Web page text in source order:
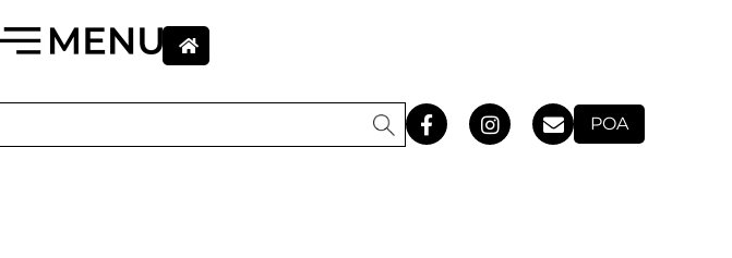
POA